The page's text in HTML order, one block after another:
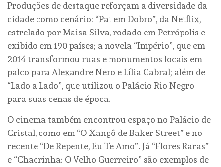
Produções de destaque reforçam a diversidade da
cidade como cenário: “Pai em Dobro”, da Netflix,
estrelado por Maisa Silva, rodado em Petrópolis e
exibido em 190 países; a novela “Império”, que em
2014 transformou ruas e monumentos locais em
palco para Alexandre Nero e Lília Cabral; além de
“Lado a Lado”, que utilizou o Palácio Rio Negro
para suas cenas de época.
O cinema também encontrou espaço no Palácio de
Cristal, como em “O Xangô de Baker Street” e no
recente “De Repente, Eu Te Amo”. Já “Flores Raras”
e “Chacrinha: O Velho Guerreiro” são exemplos de